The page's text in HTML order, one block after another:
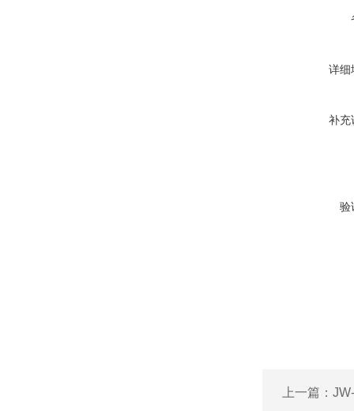
详细
补充
验
上一篇：